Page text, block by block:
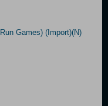
Games) (Import)(N)